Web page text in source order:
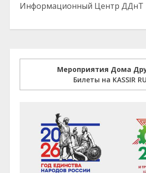
Информационный Центр ДДнТ
Мероприятия Дома
Билеты на KASSIR RU